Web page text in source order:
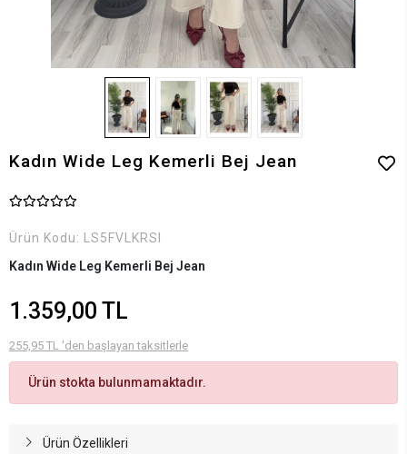
Kadın Wide Leg Kemerli Bej Jean
Ürün Kodu:
LS5FVLKRSI
Kadın Wide Leg Kemerli Bej Jean
1.359,00 TL
255,95 TL 'den başlayan taksitlerle
Ürün stokta bulunmamaktadır.
Ürün Özellikleri